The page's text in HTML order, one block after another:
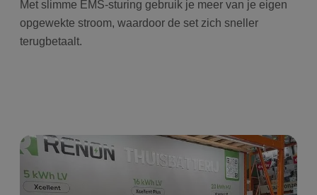
Met slimme EMS-sturing gebruik je meer van je eigen
opgewekte stroom, waardoor de set zich sneller
terugbetaalt.